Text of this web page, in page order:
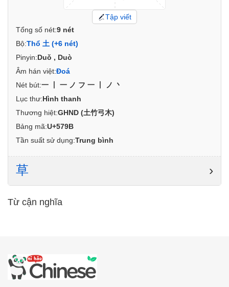
Tập viết
Tổng số nét:9 nét
Bộ:Thổ 土 (+6 nét)
Pinyin:Duǒ , Duò
Âm hán việt:Đoá
Nét bút:一丨一ノフ一丨ノ丶
Lục thư:Hình thanh
Thương hiệt:GHND (土竹弓木)
Bảng mã:U+579B
Tần suất sử dụng:Trung bình
草 ›
Từ cận nghĩa